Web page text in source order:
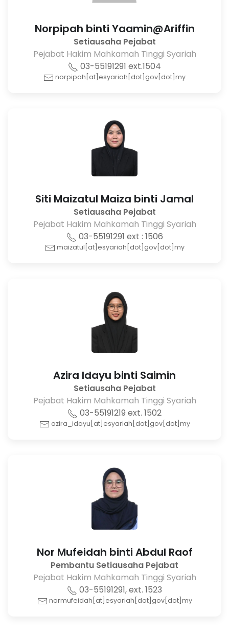
Norpipah binti Yaamin@Ariffin
Setiausaha Pejabat
Pejabat Hakim Mahkamah Tinggi Syariah
03-55191291 ext.1504
norpipah[at]esyariah[dot]gov[dot]my
Siti Maizatul Maiza binti Jamal
Setiausaha Pejabat
Pejabat Hakim Mahkamah Tinggi Syariah
03-55191291 ext : 1506
maizatul[at]esyariah[dot]gov[dot]my
Azira Idayu binti Saimin
Setiausaha Pejabat
Pejabat Hakim Mahkamah Tinggi Syariah
03-55191219 ext. 1502
azira_idayu[at]esyariah[dot]gov[dot]my
Nor Mufeidah binti Abdul Raof
Pembantu Setiausaha Pejabat
Pejabat Hakim Mahkamah Tinggi Syariah
03-55191291, ext. 1523
normufeidah[at]esyariah[dot]gov[dot]my